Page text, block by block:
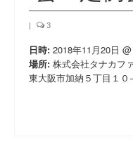
| 3
日時: 2018年11月20日
場所: 株式会社タナカフ
東大阪市加納５丁目１０